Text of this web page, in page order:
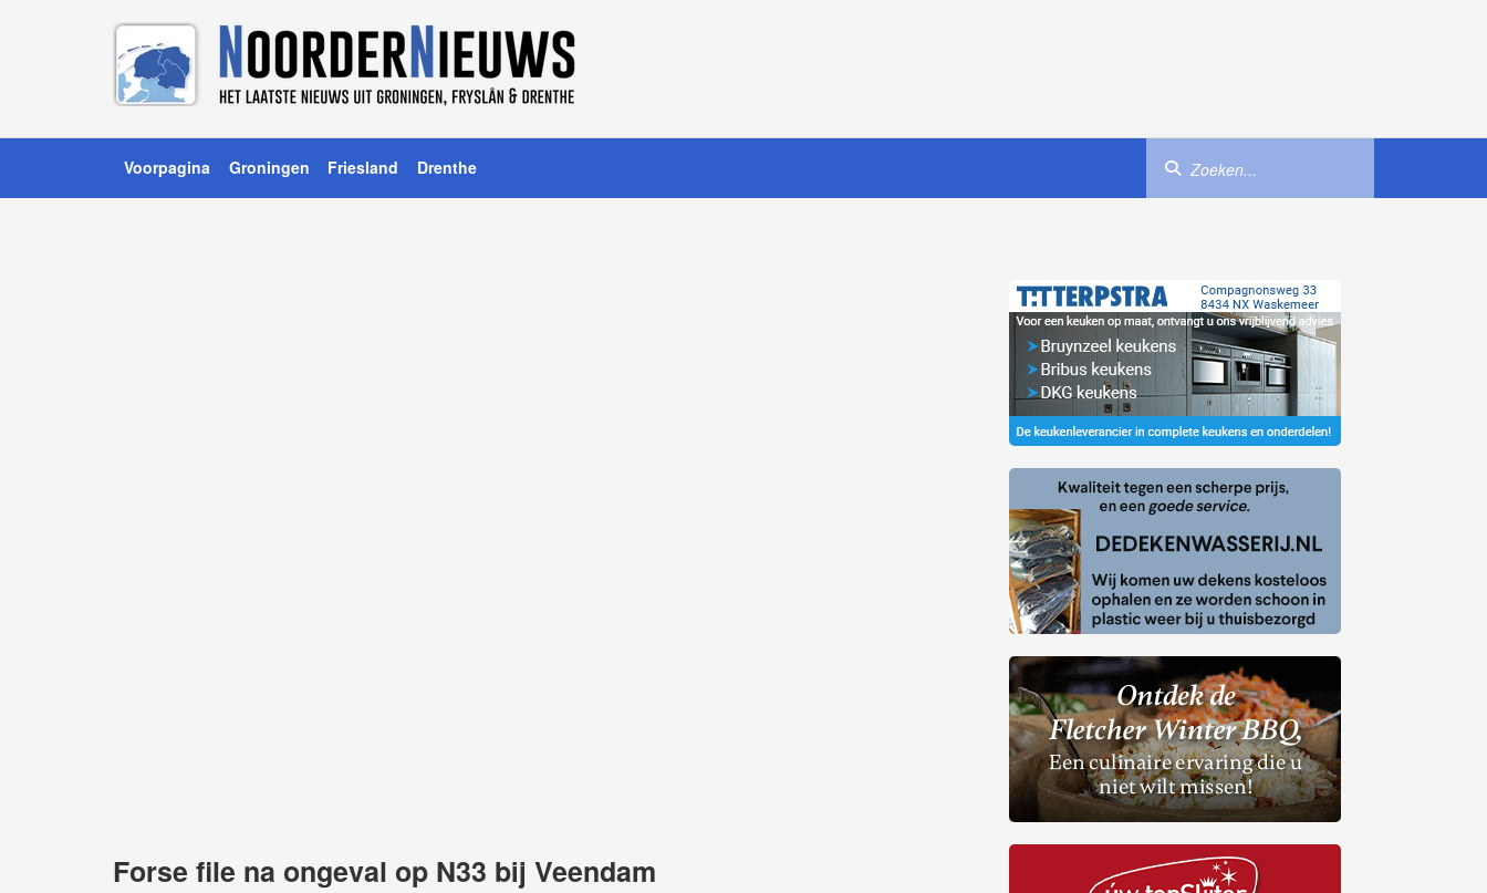
Voorpagina Groningen Friesland Drenthe
Forse file na ongeval op N33 bij Veendam